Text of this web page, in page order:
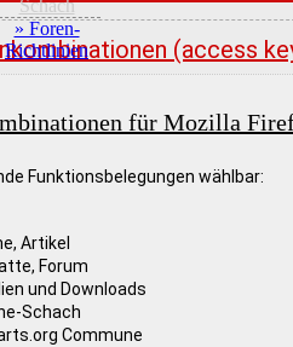
Schach
» Foren-
Richtlinien
(access
für Mozilla
Funktionsbelegungen wählbar:
Artikel
Forum
und Downloads
Schach
Commune